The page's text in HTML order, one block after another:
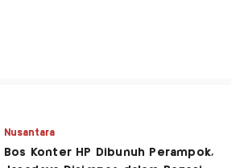
Nusantara
Bos Konter HP Dibunuh Perampok,